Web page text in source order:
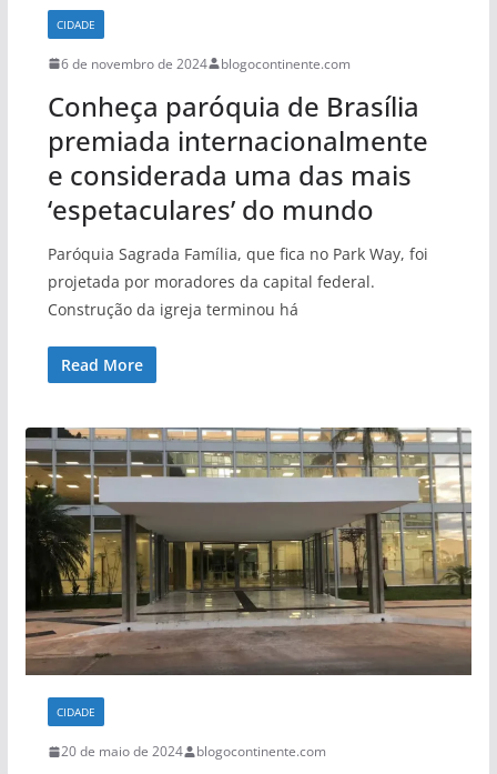
CIDADE
6 de novembro de 2024 blogocontinente.com
Conheça paróquia de Brasília
premiada internacionalmente
e considerada uma das mais
‘espetaculares’ do mundo
Paróquia Sagrada Família, que fica no Park Way, foi
projetada por moradores da capital federal.
Construção da igreja terminou há
Read More
CIDADE
20 de maio de 2024 blogocontinente.com